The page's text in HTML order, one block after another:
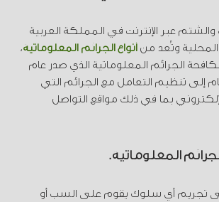
عبر الإنترنت في المملكة العربية
المحلية وتُعد من أنواع الجرائم المعلوماتية،
الجرائم المعلوماتية الذي صدر عام
إلى تنظيم التعامل مع الجرائم التي
بما في ذلك مواقع التواصل
المعلوماتية.
تجريم أي سلوك يقوم على السب أو